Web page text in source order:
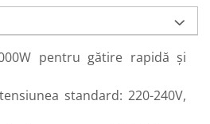
pentru gătire rapidă și
standard: 220-240V,